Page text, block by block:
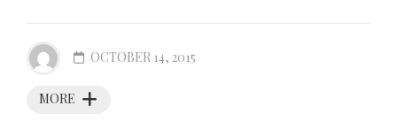
MORE
OCTOBER 14, 2015